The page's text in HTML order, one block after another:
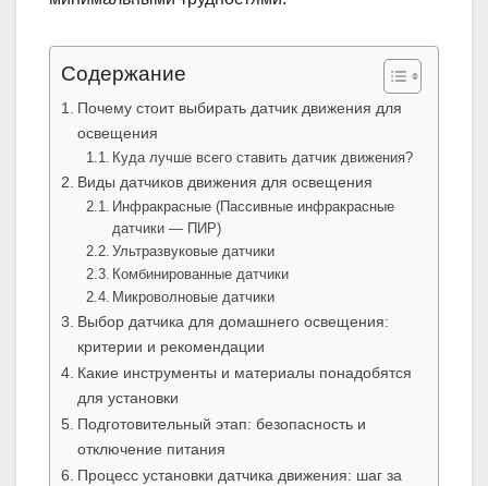
Содержание
Почему стоит выбирать датчик движения для
освещения
Куда лучше всего ставить датчик движения?
Виды датчиков движения для освещения
Инфракрасные (Пассивные инфракрасные
датчики — ПИР)
Ультразвуковые датчики
Комбинированные датчики
Микроволновые датчики
Выбор датчика для домашнего освещения:
критерии и рекомендации
Какие инструменты и материалы понадобятся
для установки
Подготовительный этап: безопасность и
отключение питания
Процесс установки датчика движения: шаг за